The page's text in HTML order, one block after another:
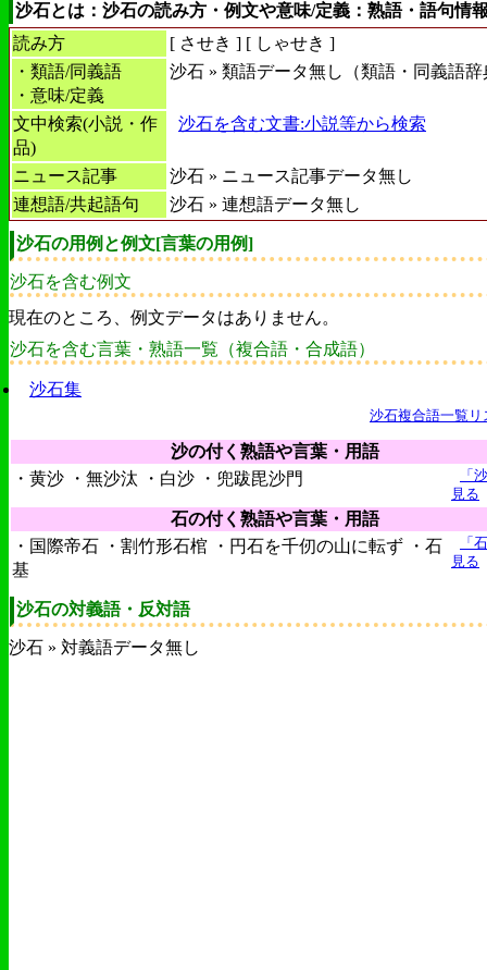
沙石とは：沙石の読み方・例文や意味/定義：熟語・語句情
読み方
[ させき ] [ しゃせき ]
・類語/同義語
・意味/定義
沙石 » 類語データ無し（類語・同義語辞
文中検索(小説・作
品)
沙石を含む文書:小説等から検索
ニュース記事
沙石 » ニュース記事データ無し
連想語/共起語句
沙石 » 連想語データ無し
沙石の用例と例文[言葉の用例]
沙石を含む例文
現在のところ、例文データはありません。
沙石を含む言葉・熟語一覧（複合語・合成語）
沙石集
沙石複合語一覧リ
沙の付く熟語や言葉・用語
・黄沙 ・無沙汰 ・白沙 ・兜跋毘沙門
「
見る
石の付く熟語や言葉・用語
・国際帝石 ・割竹形石棺 ・円石を千仞の山に転ず ・石
基
「
見る
沙石の対義語・反対語
沙石 » 対義語データ無し